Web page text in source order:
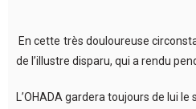
En cette très douloureuse
de l’illustre disparu, qui a rendu
L’OHADA gardera toujours de lui